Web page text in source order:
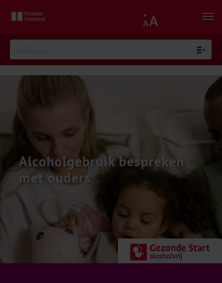
Alcoholgebruik bespreken
met ouders